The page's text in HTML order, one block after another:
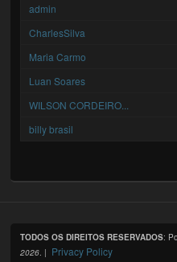
admin
CharlesSilva
Maria Carmo
Luan Soares
WILSON CORDEIRO...
billy brasil
TODOS OS DIREITOS RESERVADOS:
2026 . | Privacy Policy